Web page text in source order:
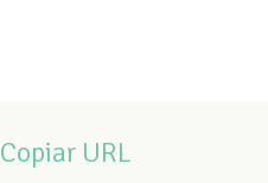
Copiar URL